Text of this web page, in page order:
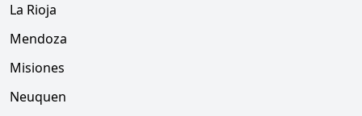
La Rioja
Mendoza
Misiones
Neuquen